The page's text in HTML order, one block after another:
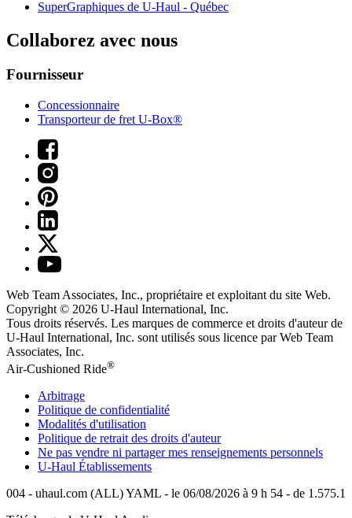
SuperGraphiques de U-Haul - Québec
Collaborez avec nous
Fournisseur
Concessionnaire
Transporteur de fret U-Box®
Web Team Associates, Inc., propriétaire et exploitant du site Web.
Copyright © 2026 U-Haul International, Inc.
Tous droits réservés. Les marques de commerce et droits d'auteur de
U-Haul International, Inc. sont utilisés sous licence par Web Team
Associates, Inc.
Air-Cushioned Ride®
Arbitrage
Politique de confidentialité
Modalités d'utilisation
Politique de retrait des droits d'auteur
Ne pas vendre ni partager mes renseignements personnels
U-Haul Établissements
004 - uhaul.com (ALL) YAML - le 06/08/2026 à 9 h 54 - de 1.575.1